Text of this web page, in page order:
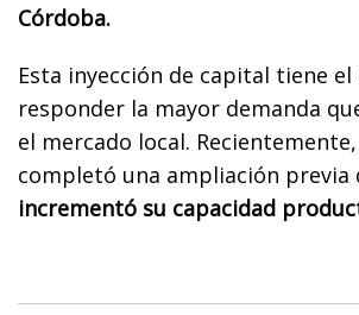
Córdoba.
Esta inyección de capital tiene
responder la mayor demanda
el mercado local.
completó una ampliación previa
incrementó su capacidad